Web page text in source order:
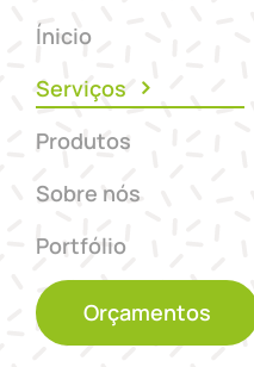
Ínicio
Serviços
Produtos
Sobre nós
Portfólio
Orçamentos